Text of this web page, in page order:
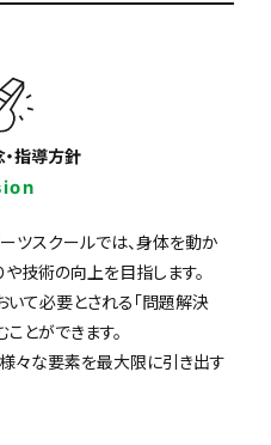
指導方針
ツスクールでは、身体を動か
技術の向上を目指します。
て必要とされる「問題解決
とができます。
々な要素を最大限に引き出す